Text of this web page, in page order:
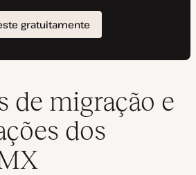
de migração e
dos